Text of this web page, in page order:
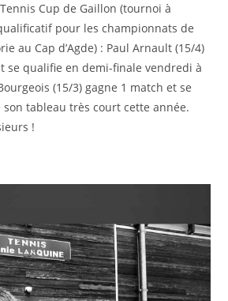
Cup de Gaillon (tournoi à
pour les championnats de
au Cap d’Agde) : Paul Arnault (15/4)
se qualifie en demi-finale vendredi à
(15/3) gagne 1 match et se
son tableau très court cette année.
!